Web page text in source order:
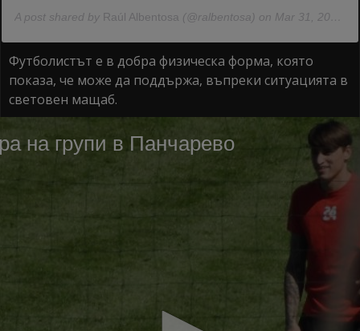
A post shared by Raúl Albentosa (@ralbentosa) on Mar 31, 2020 at 12:42pm PDT
Футболистът е в добра физическа форма, която
показа, че може да поддържа, въпреки ситуацията в
световен мащаб.